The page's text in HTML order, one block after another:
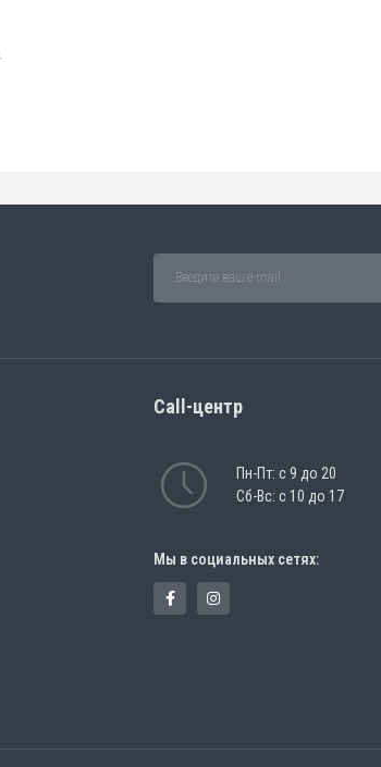
Call-центр
Пн-Пт: с 9 до 20
Сб-Вс: с 10 до 17
Мы в социальных сетях: